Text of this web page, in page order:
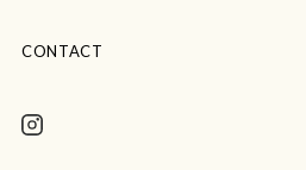
CONTACT